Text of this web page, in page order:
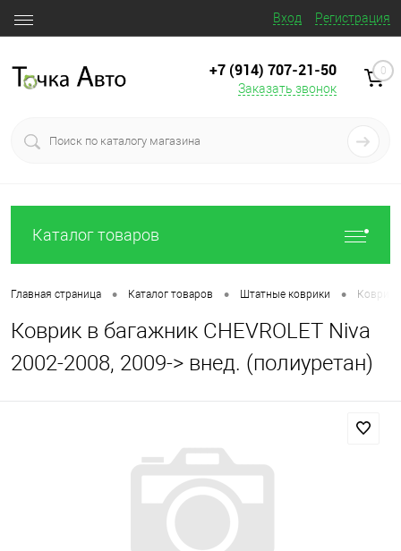
Вход Регистрация
+7 (914) 707‒21‒50
Заказать звонок
0
Каталог товаров
Главная страница • Каталог товаров • Штатные коврики • Коврик
Коврик в багажник CHEVROLET Niva
2002-2008, 2009-> внед. (полиуретан)